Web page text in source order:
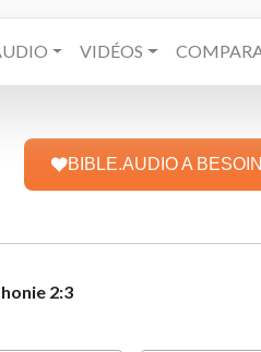
VIDÉOS
BIBLE.AUDIO A
2:3